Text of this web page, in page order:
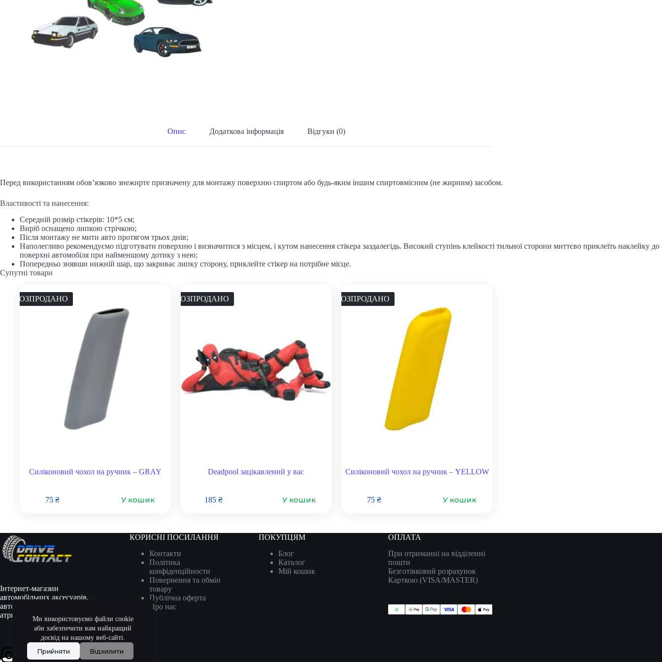
Ми використовуємо файли cookie
аби забезпечити вам найкращий
досвід на нашому веб-сайті.
Прийняти Відхилити
Опис Додаткова інформація Відгуки (0)
Перед використанням обов’язково знежирте призначену для монтажу поверхню спиртом або будь-яким іншим спиртовмісним (не жирним) засобом.
Властивості та нанесення:
Середній розмір стікерів: 10*5 см;
Виріб оснащено липкою стрічкою;
Після монтажу не мити авто протягом трьох днів;
Наполегливо рекомендуємо підготувати поверхню і визначитися з місцем, і кутом нанесення стікера заздалегідь. Високий ступінь клейкості тильної сторони миттєво приклеїть наклейку до
поверхні автомобіля при найменшому дотику з нею;
Попередньо знявши нижній шар, що закриває липку сторону, приклейте стікер на потрібне місце.
Супутні товари
РОЗПРОДАНО
Силіконовий чохол на ручник – GRAY
75₴ У кошик
РОЗПРОДАНО
Deadpool зацікавлений у вас
185 ₴ У кошик
РОЗПРОДАНО
Силіконовий чохол на ручник – YELLOW
75₴ У кошик
Інтернет-магазин
автомобільних аксесуарів,
автотоварів, гоночної
атрибутики та сувенірів.
КОРИСНІ ПОСИЛАННЯ
Контакти
Політика
конфіденційности
Повернення та обмін
товару
Публічна оферта
Про нас
ПОКУПЦЯМ
Блог
Каталог
Мій кошик
ОПЛАТА
При отриманні на відділенні
пошти
Безготівковий розрахунок
Карткою (VISA/MASTER)